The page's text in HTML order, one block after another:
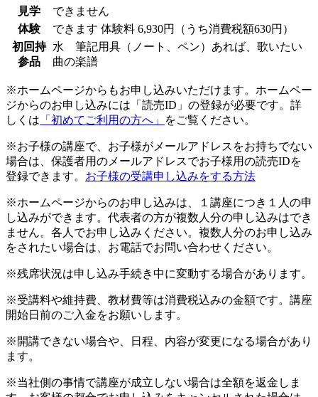
見学
できません
体験
できます 体験料 6,930円（うち消費税額630円）
初回持
参品
水 筆記用具（ノート、ペン）あれば、歌いたい
曲の楽譜
※ホームページからもお申し込みいただけます。ホームペー
ジからのお申し込みには「読売ID」の登録が必要です。詳
しくは 「初めてご利用の方へ」 をご覧ください。
※お子様の講座で、お子様がメールアドレスをお持ちでない
場合は、保護者用のメールアドレスでお子様用の読売IDを
登録できます。 お子様の受講申し込みをする方法
※ホームページからのお申し込みは、１講座につき１人の申
し込みができます。代表者の方が複数人分の申し込みはでき
ません。各人でお申し込みください。複数人分のお申し込み
をされたい場合は、お電話でお問い合わせください。
※残席状況は申し込み手続き中に変動する場合があります。
※受講料や維持費、教材費等は消費税込みの金額です。講座
開始日前のご入金をお願いします。
※開講できない場合や、日程、内容が変更になる場合があり
ます。
※当社側の事情で講座が成立しない場合は全額を返金しま